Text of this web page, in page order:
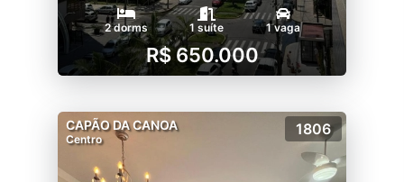
2 dorms 1 suíte 1 vaga
R$ 650.000
CAPÃO DA CANOA
Centro
1806